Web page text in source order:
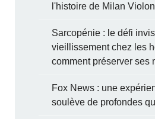
l'histoire de Milan
Sarcopénie : le défi
vieillissement chez les
comment préserver ses
Fox News : une
soulève de profondes